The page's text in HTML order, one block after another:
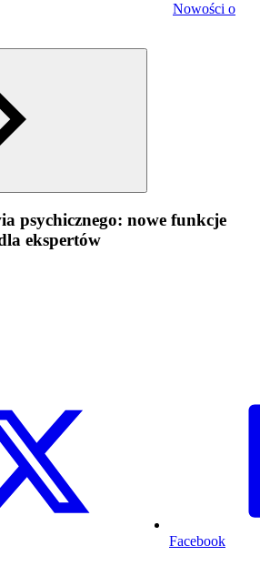
Nowości o
psychicznego: nowe funkcje
ekspertów
Facebook